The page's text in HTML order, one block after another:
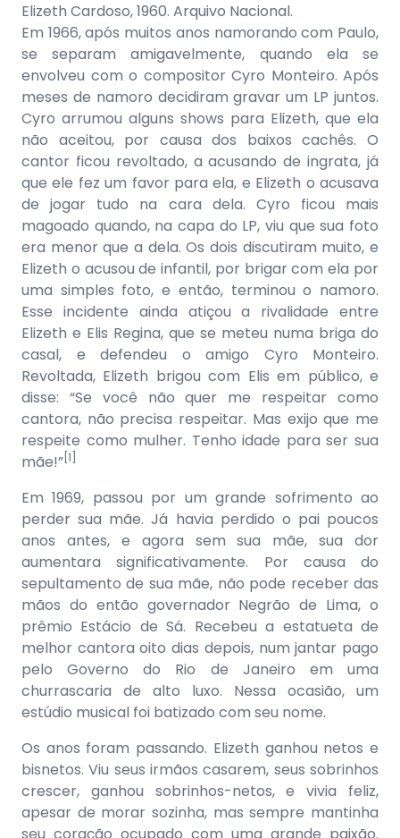
Elizeth Cardoso, 1960. Arquivo Nacional.
Em 1966, após muitos anos namorando com Paulo,
se separam amigavelmente, quando ela se
envolveu com o compositor Cyro Monteiro. Após
meses de namoro decidiram gravar um LP juntos.
Cyro arrumou alguns shows para Elizeth, que ela
não aceitou, por causa dos baixos cachês. O
cantor ficou revoltado, a acusando de ingrata, já
que ele fez um favor para ela, e Elizeth o acusava
de jogar tudo na cara dela. Cyro ficou mais
magoado quando, na capa do LP, viu que sua foto
era menor que a dela. Os dois discutiram muito, e
Elizeth o acusou de infantil, por brigar com ela por
uma simples foto, e então, terminou o namoro.
Esse incidente ainda atiçou a rivalidade entre
Elizeth e Elis Regina, que se meteu numa briga do
casal, e defendeu o amigo Cyro Monteiro.
Revoltada, Elizeth brigou com Elis em público, e
disse: “Se você não quer me respeitar como
cantora, não precisa respeitar. Mas exijo que me
respeite como mulher. Tenho idade para ser sua
mãe!” [1]
Em 1969, passou por um grande sofrimento ao
perder sua mãe. Já havia perdido o pai poucos
anos antes, e agora sem sua mãe, sua dor
aumentara significativamente. Por causa do
sepultamento de sua mãe, não pode receber das
mãos do então governador Negrão de Lima, o
prêmio Estácio de Sá. Recebeu a estatueta de
melhor cantora oito dias depois, num jantar pago
pelo Governo do Rio de Janeiro em uma
churrascaria de alto luxo. Nessa ocasião, um
estúdio musical foi batizado com seu nome.
Os anos foram passando. Elizeth ganhou netos e
bisnetos. Viu seus irmãos casarem, seus sobrinhos
crescer, ganhou sobrinhos-netos, e vivia feliz,
apesar de morar sozinha, mas sempre mantinha